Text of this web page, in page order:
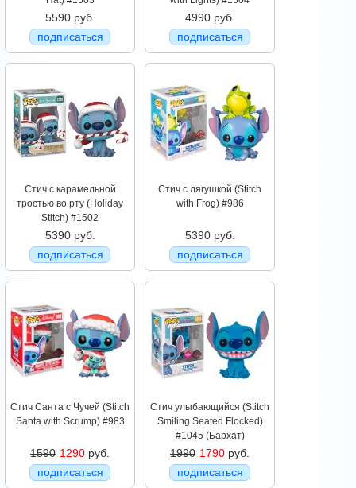
5590 руб.
подписаться
4990 руб.
подписаться
Стич с карамельной
тростью во рту (Holiday
Stitch) #1502
5390 руб.
подписаться
Стич с лягушкой (Stitch
with Frog) #986
5390 руб.
подписаться
Стич Санта с Чучей (Stitch
Santa with Scrump) #983
1590 1290 руб.
подписаться
Стич улыбающийся (Stitch
Smiling Seated Flocked)
#1045 (Бархат)
1990 1790 руб.
подписаться